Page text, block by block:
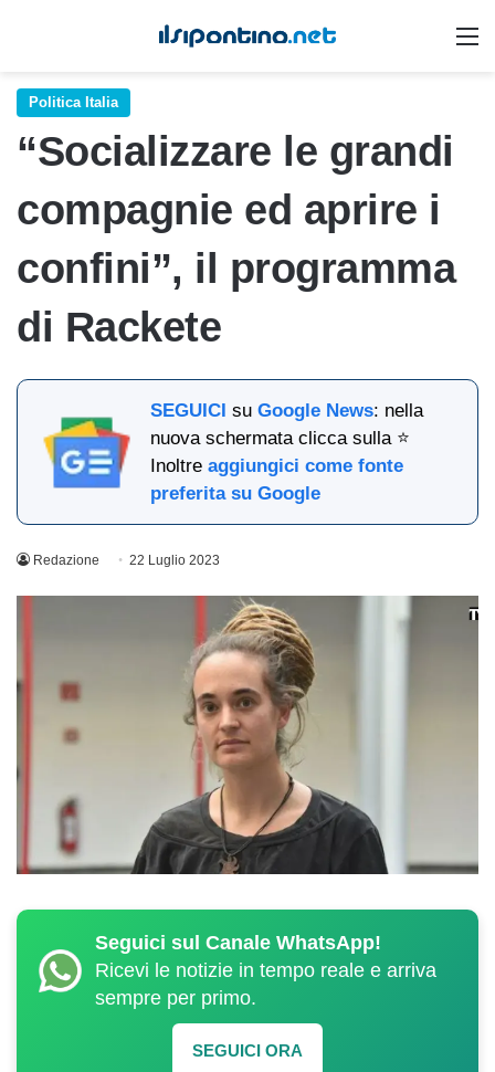
Politica Italia
“Socializzare le grandi
compagnie ed aprire i
confini”, il programma
di Rackete
SEGUICI suGoogle News: nella
nuova schermata clicca sulla ⭐
Inoltreaggiungici come fonte
preferita su Google
Redazione 22 Luglio 2023
Seguici sul Canale WhatsApp!
Ricevi le notizie in tempo reale e arriva
sempre per primo.
SEGUICI ORA